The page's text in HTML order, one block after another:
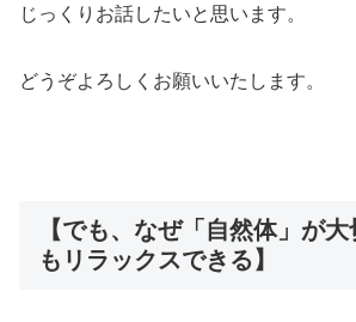
じっくりお話したいと思います。
どうぞよろしくお願いいたします。
【でも、なぜ「自然体」が
もリラックスできる】